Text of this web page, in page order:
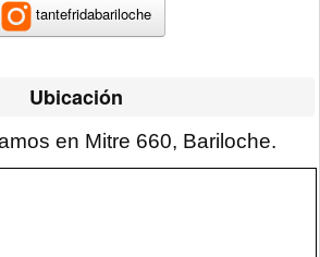
tantefridabariloche
Ubicación
en Mitre 660, Bariloche.